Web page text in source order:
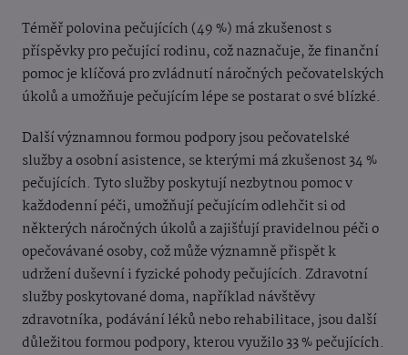
Téměř polovina pečujících (49 %) má zkušenost s
příspěvky pro pečující rodinu, což naznačuje, že finanční
pomoc je klíčová pro zvládnutí náročných pečovatelských
úkolů a umožňuje pečujícím lépe se postarat o své blízké.
Další významnou formou podpory jsou pečovatelské
služby a osobní asistence, se kterými má zkušenost 34 %
pečujících. Tyto služby poskytují nezbytnou pomoc v
každodenní péči, umožňují pečujícím odlehčit si od
některých náročných úkolů a zajišťují pravidelnou péči o
opečovávané osoby, což může významně přispět k
udržení duševní i fyzické pohody pečujících. Zdravotní
služby poskytované doma, například návštěvy
zdravotníka, podávání léků nebo rehabilitace, jsou další
důležitou formou podpory, kterou využilo 33 % pečujících.